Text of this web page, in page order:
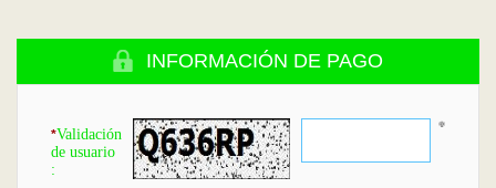
INFORMACIÓN DE PAGO
*Validación
de usuario
: